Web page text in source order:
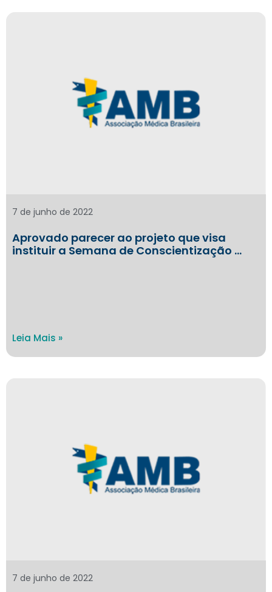
Aprovado parecer ao projeto que visa
instituir a Semana de Conscientização …
7 de junho de 2022
Leia Mais »
7 de junho de 2022